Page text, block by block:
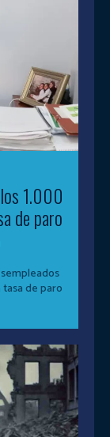
1.000
de paro
de paro